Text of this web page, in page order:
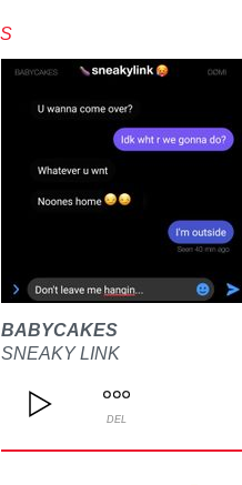
BABYCAKES
SNEAKY LINK
DEL